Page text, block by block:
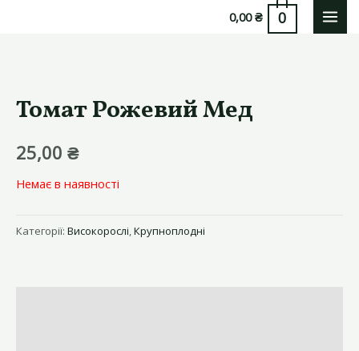
0,00₴ 0
Томат Рожевий Мед
25,00 ₴
Немає в наявності
Категорії: Високорослі,Крупноплодні